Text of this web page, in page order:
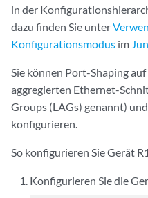
in der
dazu finden Sie unter
Konfigurationsmodus im
Sie können Port-Shaping
aggregierten Ethernet-
Groups (LAGs) genannt)
konfigurieren.
So konfigurieren Sie Gerät
Konfigurieren Sie die